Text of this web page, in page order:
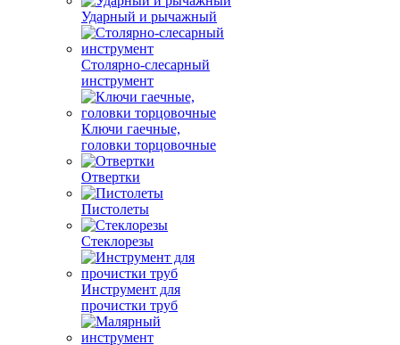
Ударный и рычажный
Столярно-слесарный
инструмент
Ключи гаечные,
головки торцовочные
Отвертки
Пистолеты
Стеклорезы
Инструмент для
прочистки труб